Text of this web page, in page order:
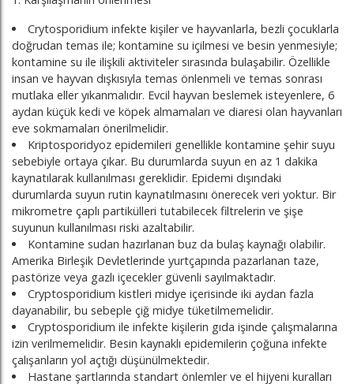
Crytosporidium infekte kişiler ve hayvanlarla, bezli çocuklarla
doğrudan temas ile; kontamine su içilmesi ve besin yenmesiyle;
kontamine su ile ilişkili aktiviteler sırasında bulaşabilir. Özellikle
insan ve hayvan dışkısıyla temas önlenmeli ve temas sonrası
mutlaka eller yıkanmalıdır. Evcil hayvan beslemek isteyenlere, 6
aydan küçük kedi ve köpek almamaları ve diaresi olan hayvanları
eve sokmamaları önerilmelidir.
Kriptosporidyoz epidemileri genellikle kontamine şehir suyu
sebebiyle ortaya çıkar. Bu durumlarda suyun en az 1 dakika
kaynatılarak kullanılması gereklidir. Epidemi dışındaki
durumlarda suyun rutin kaynatılmasını önerecek veri yoktur. Bir
mikrometre çaplı partikülleri tutabilecek filtrelerin ve şişe
suyunun kullanılması riski azaltabilir.
Kontamine sudan hazırlanan buz da bulaş kaynağı olabilir.
Amerika Birleşik Devletlerinde yurtçapında pazarlanan taze,
pastörize veya gazlı içecekler güvenli sayılmaktadır.
Cryptosporidium kistleri midye içerisinde iki aydan fazla
dayanabilir, bu sebeple çiğ midye tüketilmemelidir.
Cryptosporidium ile infekte kişilerin gıda işinde çalışmalarına
izin verilmemelidir. Besin kaynaklı epidemilerin çoğuna infekte
çalışanların yol açtığı düşünülmektedir.
Hastane şartlarında standart önlemler ve el hijyeni kuralları